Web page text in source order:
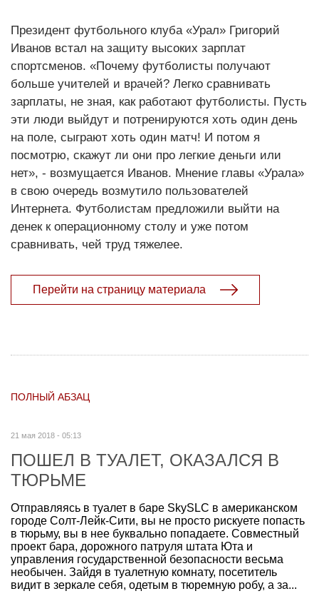
Президент футбольного клуба «Урал» Григорий
Иванов встал на защиту высоких зарплат
спортсменов. «Почему футболисты получают
больше учителей и врачей? Легко сравнивать
зарплаты, не зная, как работают футболисты. Пусть
эти люди выйдут и потренируются хоть один день
на поле, сыграют хоть один матч! И потом я
посмотрю, скажут ли они про легкие деньги или
нет», - возмущается Иванов. Мнение главы «Урала»
в свою очередь возмутило пользователей
Интернета. Футболистам предложили выйти на
денек к операционному столу и уже потом
сравнивать, чей труд тяжелее.
Перейти на страницу материала
ПОЛНЫЙ АБЗАЦ
21 мая 2018 - 05:13
ПОШЕЛ В ТУАЛЕТ, ОКАЗАЛСЯ В
ТЮРЬМЕ
Отправляясь в туалет в баре SkySLC в американском
городе Солт-Лейк-Сити, вы не просто рискуете попасть
в тюрьму, вы в нее буквально попадаете. Совместный
проект бара, дорожного патруля штата Юта и
управления государственной безопасности весьма
необычен. Зайдя в туалетную комнату, посетитель
видит в зеркале себя, одетым в тюремную робу, а за...